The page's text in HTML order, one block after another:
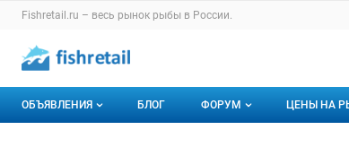
Раздел навигации по сайту
Fishretail.ru – весь рынок рыбы в России.
Авторизация и меню пользователя
Навигация по разделам сайта
ОБЪЯВЛЕНИЯ БЛОГ ФОРУМ ЦЕНЫ НА